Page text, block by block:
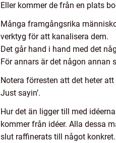
Eller kommer de från en plats
Många framgångsrika
verktyg för att kanalisera dem.
Det går hand i hand med det
För annars är det någon annan
Notera förresten att det heter att
Just sayin’.
Hur det än ligger till med
kommer från idéer. Alla dessa
slut raffinerats till något konkret.